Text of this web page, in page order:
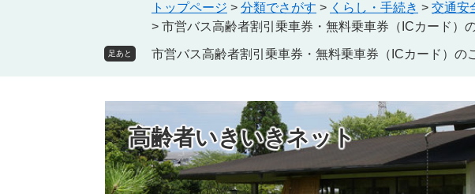
トップページ > 分類でさがす > くらし・手続き > 交通安
> 市営バス高齢者割引乗車券・無料乗車券（ICカード）
足あと 市営バス高齢者割引乗車券・無料乗車券（ICカード）の
高齢者いきいきネット